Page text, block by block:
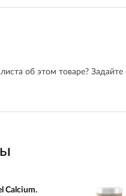
об этом товаре? Задайте
Calcium.